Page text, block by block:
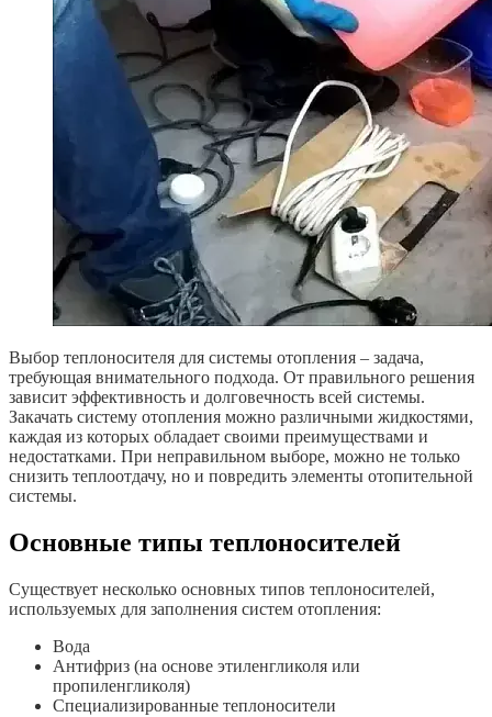
Выбор теплоносителя для системы отопления – задача,
требующая внимательного подхода. От правильного решения
зависит эффективность и долговечность всей системы.
Закачать систему отопления можно различными жидкостями,
каждая из которых обладает своими преимуществами и
недостатками. При неправильном выборе, можно не только
снизить теплоотдачу, но и повредить элементы отопительной
системы.
Основные типы теплоносителей
Существует несколько основных типов теплоносителей,
используемых для заполнения систем отопления:
Вода
Антифриз (на основе этиленгликоля или
пропиленгликоля)
Специализированные теплоносители